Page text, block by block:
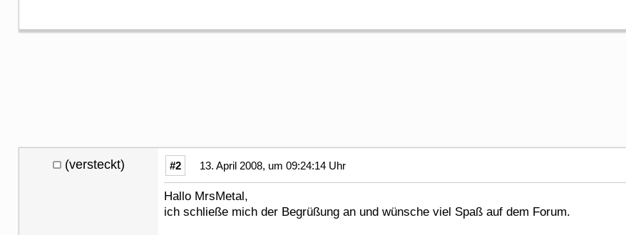
(versteckt) #2 13. April 2008, um 09:24:14 Uhr
Hallo MrsMetal,
ich schließe mich der Begrüßung an und wünsche viel Spaß auf dem Forum.